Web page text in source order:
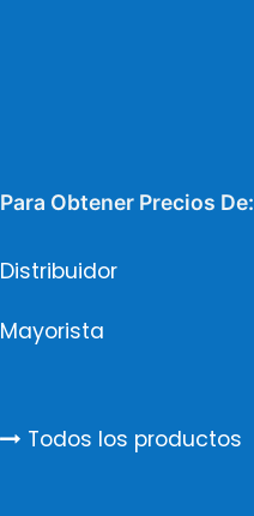
Para Obtener Precios De:
Distribuidor
Mayorista
Todos los productos